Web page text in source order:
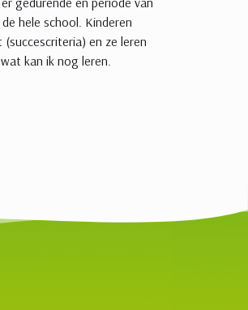
hele school. Kinderen
en ze leren
kan ik nog leren.